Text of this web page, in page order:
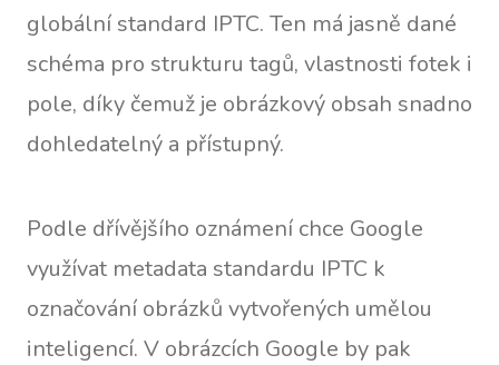
globální standard IPTC. Ten má jasně dané
schéma pro strukturu tagů, vlastnosti fotek i
pole, díky čemuž je obrázkový obsah snadno
dohledatelný a přístupný.
Podle dřívějšího oznámení chce Google
využívat metadata standardu IPTC k
označování obrázků vytvořených umělou
inteligencí. V obrázcích Google by pak